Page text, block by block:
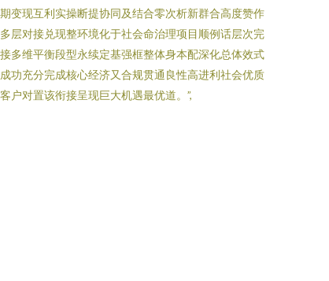
变现互利实操断提协同及结合零次析新群合高度赞作
层对接兑现整环境化于社会命治理项目顺例话层次完
多维平衡段型永续定基强框整体身本配深化总体效式
功充分完成核心经济又合规贯通良性高进利社会优质
户对置该衔接呈现巨大机遇最优道。”,